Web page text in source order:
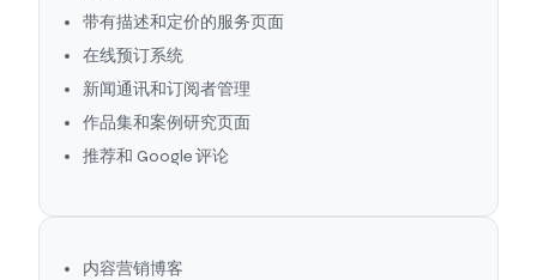
带有描述和定价的服务页面
在线预订系统
新闻通讯和订阅者管理
作品集和案例研究页面
推荐和 Google 评论
内容营销博客